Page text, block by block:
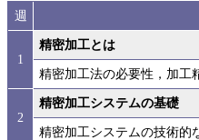
週
1
精密加工とは
精密加工法の必要性，加工
2
精密加工システムの基礎
精密加工システムの技術的